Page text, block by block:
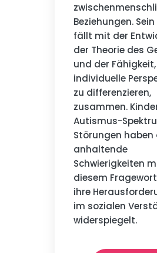
Beziehungen. Sein
fällt mit der
der Theorie des
und der Fähigkeit,
individuelle
zu differenzieren,
zusammen.
Autismus-
Störungen haben
anhaltende
Schwierigkeiten
diesem
ihre
im sozialen
widerspiegelt.